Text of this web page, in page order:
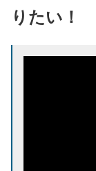
りたい！